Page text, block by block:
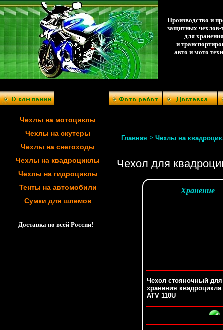
Производство и
защитных чехлов-
для хранения
и
авто и мото
Чехлы на мотоциклы
Чехлы на скутеры
Чехлы на снегоходы
Чехлы на квадроциклы
Чехлы на гидроциклы
Тенты на автомобили
Сумки для шлемов
Доставка по всей России!
Главная > Чехлы на
Чехол для
Хранение
Чехол стояночный для
хранения квадроцикла
ATV 110U